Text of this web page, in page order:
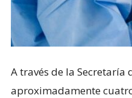
A través de la Secretaría
aproximadamente